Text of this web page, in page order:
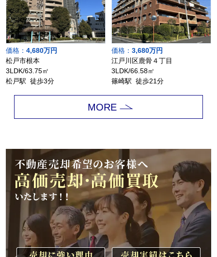
価格： 4,680万円
松戸市根本
3LDK/63.75㎡
松戸駅 徒歩3分
価格： 3,680万円
江戸川区鹿骨４丁目
3LDK/66.58㎡
篠崎駅 徒歩21分
MORE